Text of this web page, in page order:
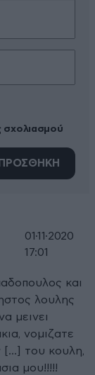
σχολιασμού
ΠΡΟΣΘΗΚΗ
01·11·2020
17:01
και
λουλης
μεινει
νομιζατε
[...] του κουλη,
μου!!!!!